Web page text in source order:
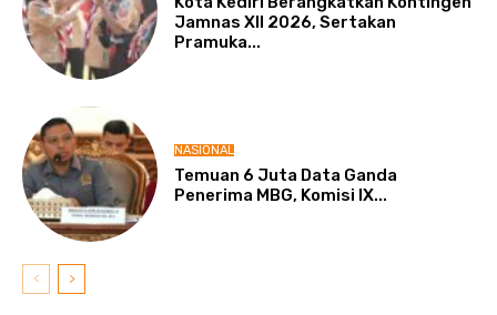
Jamnas XII 2026, Sertakan
Pramuka...
NASIONAL
Temuan 6 Juta Data Ganda
Penerima MBG, Komisi IX...